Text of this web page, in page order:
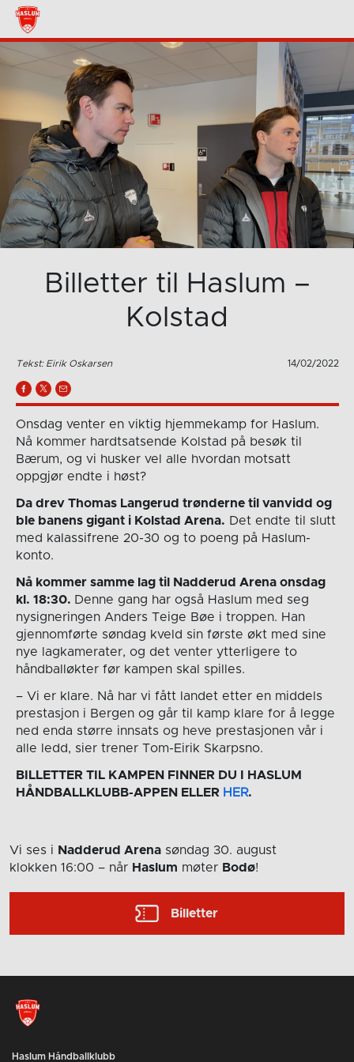
Billetter til Haslum –
Kolstad
Tekst: Eirik Oskarsen 14/02/2022
Onsdag venter en viktig hjemmekamp for Haslum.
Nå kommer hardtsatsende Kolstad på besøk til
Bærum, og vi husker vel alle hvordan motsatt
oppgjør endte i høst?
Da drev Thomas Langerud trønderne til vanvidd og
ble banens gigant i Kolstad Arena. Det endte til slutt
med kalassifrene 20-30 og to poeng på Haslum-
konto.
Nå kommer samme lag til Nadderud Arena onsdag
kl. 18:30. Denne gang har også Haslum med seg
nysigneringen Anders Teige Bøe i troppen. Han
gjennomførte søndag kveld sin første økt med sine
nye lagkamerater, og det venter ytterligere to
håndballøkter før kampen skal spilles.
– Vi er klare. Nå har vi fått landet etter en middels
prestasjon i Bergen og går til kamp klare for å legge
ned enda større innsats og heve prestasjonen vår i
alle ledd, sier trener Tom-Eirik Skarpsno.
BILLETTER TIL KAMPEN FINNER DU I HASLUM
HÅNDBALLKLUBB-APPEN ELLER HER.
Vi ses i Nadderud Arena søndag 30. august
klokken 16:00 – når Haslum møter Bodø!
Billetter
Haslum Håndballklubb